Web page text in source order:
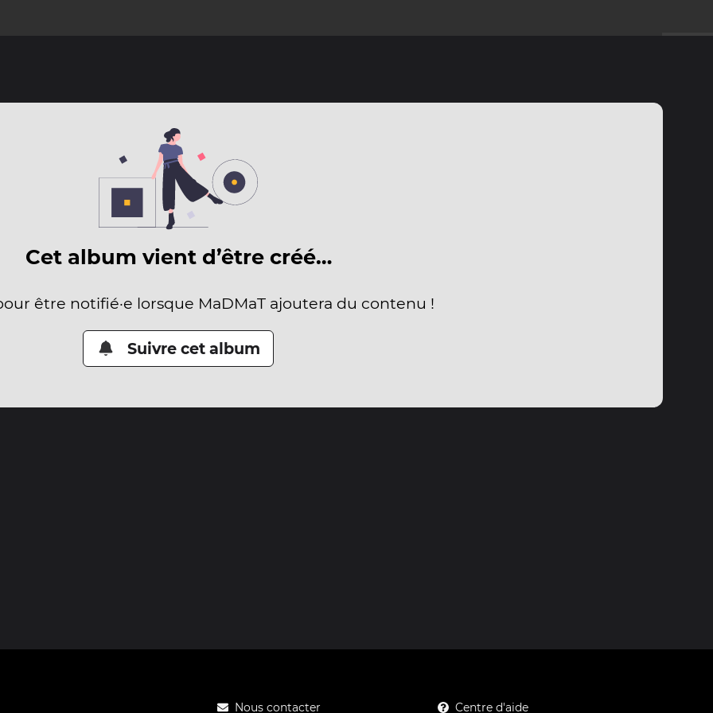
Cet album vient d’être créé…
être notifié·e lorsque MaDMaT ajoutera du contenu !
Suivre cet album
Nous contacter Centre d'aide